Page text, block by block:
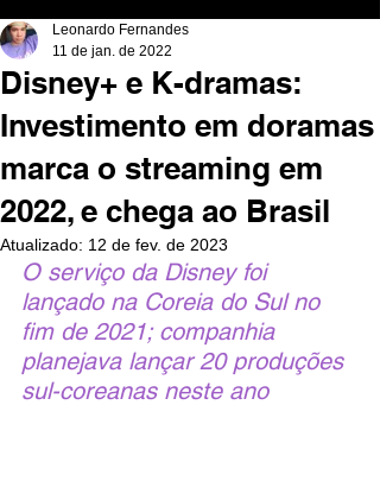
Disney+ e K-dramas:
Investimento em doramas
marca o streaming em
2022, e chega ao Brasil
Leonardo Fernandes
11 de jan. de 2022
Atualizado: 12 de fev. de 2023
O serviço da Disney foi
lançado na Coreia do Sul no
fim de 2021; companhia
planejava lançar 20 produções
sul-coreanas neste ano